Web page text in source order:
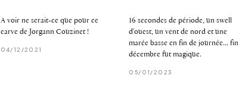
A voir ne serait-ce que pour ce
carve de Jorgann Couzinet !
04/12/2021
16 secondes de période, un swell
d'ouest, un vent de nord et une
marée basse en fin de journée... fin
décembre fut magique.
05/01/2023